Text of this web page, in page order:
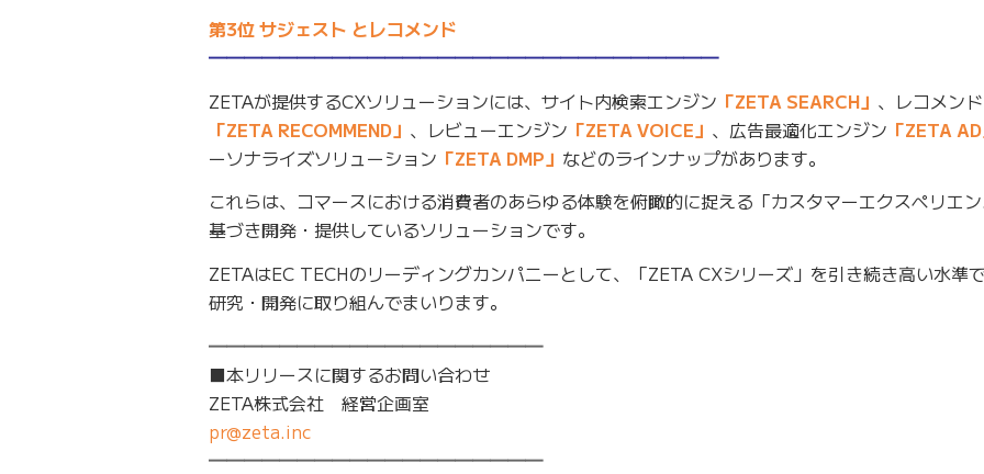
第3位 サジェスト とレコメンド
━━━━━━━━━━━━━━━━━━━━━━━━━━━━━
ZETAが提供するCXソリューションには、サイト内検索エンジン 「ZETA SEARCH」 、レコメン
「ZETA RECOMMEND」 、レビューエンジン 「ZETA VOICE」 、広告最適化エンジン 「ZETA
ーソナライズソリューション 「ZETA DMP」 などのラインナップがあります。
これらは、コマースにおける消費者のあらゆる体験を俯瞰的に捉える「カスタマーエクスペリエ
基づき開発・提供しているソリューションです。
ZETAはEC TECHのリーディングカンパニーとして、「ZETA CXシリーズ」を引き続き高い水準
研究・開発に取り組んでまいります。
━━━━━━━━━━━━━━━━━━━
■本リリースに関するお問い合わせ
ZETA株式会社 経営企画室
pr@zeta.inc
━━━━━━━━━━━━━━━━━━━